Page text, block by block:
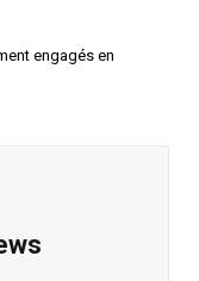
engagés en